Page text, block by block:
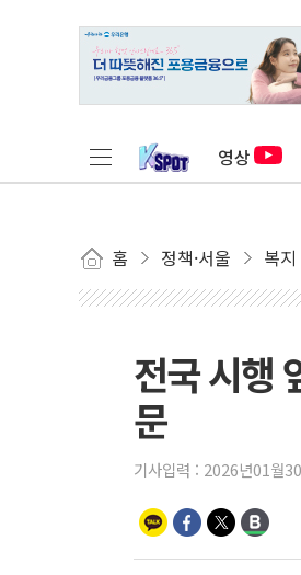
영상
홈 정책·서울 복지
전국 시행
문
기사입력 : 2026년01월